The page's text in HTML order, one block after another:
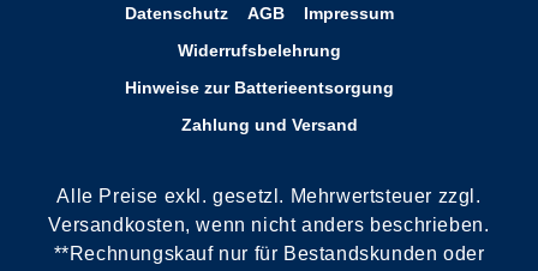
Datenschutz AGB
Impressum
Widerrufsbelehrung
Hinweise zur Batterieentsorgung
Zahlung und Versand
Alle Preise exkl. gesetzl. Mehrwertsteuer zzgl.
Versandkosten, wenn nicht anders beschrieben.
**Rechnungskauf nur für Bestandskunden oder